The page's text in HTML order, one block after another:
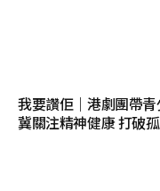
我要讚佢｜港劇團帶
冀關注精神健康 打破